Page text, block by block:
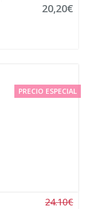
20,20€
PRECIO ESPECIAL
24.10€